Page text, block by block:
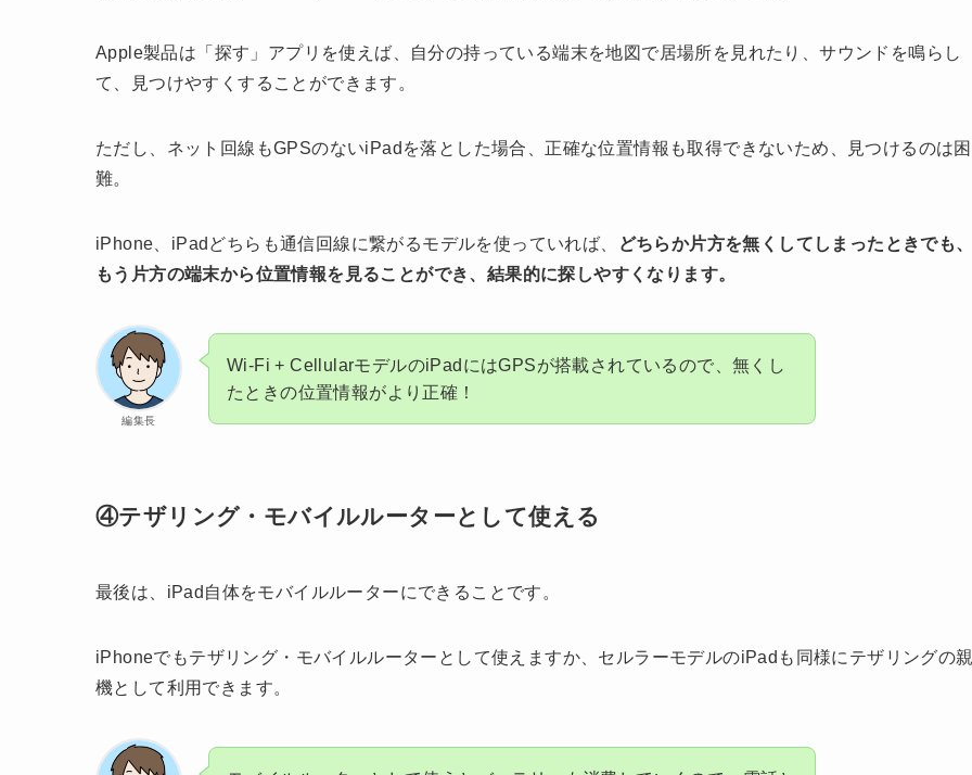
Apple製品は「探す」アプリを使えば、自分の持っている端末を地図で居場所を見れたり、サウンドを鳴らし
て、見つけやすくすることができます。
ただし、ネット回線もGPSのないiPadを落とした場合、正確な位置情報も取得できないため、見つけるのは困
難。
iPhone、iPadどちらも通信回線に繋がるモデルを使っていれば、
どちらか片方を無くしてしまったときでも
もう片方の端末から位置情報を見ることができ、結果的に探しやすくなります。
編集長
Wi-Fi + CellularモデルのiPadにはGPSが搭載されているので、無くし
たときの位置情報がより正確！
④テザリング・モバイルルーターとして使える
最後は、iPad自体をモバイルルーターにできることです。
iPhoneでもテザリング・モバイルルーターとして使えますか、セルラーモデルのiPadも同様にテザリングの
機として利用できます。